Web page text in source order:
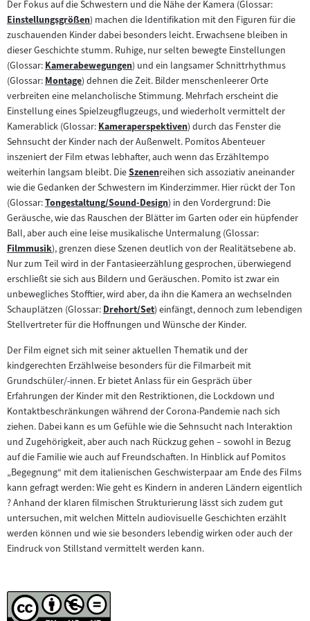
Der Fokus auf die Schwestern und die Nähe der Kamera (Glossar:
Zum
Inhalt:
Einstellungsgrößen) machen die Identifikation mit den Figuren für die
zuschauenden Kinder dabei besonders leicht. Erwachsene bleiben in
dieser Geschichte stumm. Ruhige, nur selten bewegte Einstellungen
(Glossar:Zum
Inhalt:
Kamerabewegungen) und ein langsamer Schnittrhythmus
(Glossar:Zum
Inhalt:
Montage) dehnen die Zeit. Bilder menschenleerer Orte
verbreiten eine melancholische Stimmung. Mehrfach erscheint die
Einstellung eines Spielzeugflugzeugs, und wiederholt vermittelt der
Kamerablick (Glossar:Zum
Inhalt:
Kameraperspektiven) durch das Fenster die
Sehnsucht der Kinder nach der Außenwelt. Pomitos Abenteuer
inszeniert der Film etwas lebhafter, auch wenn das Erzähltempo
weiterhin langsam bleibt. DieZum
Inhalt:
Szenenreihen sich assoziativ aneinander
wie die Gedanken der Schwestern im Kinderzimmer. Hier rückt der Ton
(Glossar:Zum
Inhalt:
Tongestaltung/Sound-Design) in den Vordergrund: Die
Geräusche, wie das Rauschen der Blätter im Garten oder ein hüpfender
Ball, aber auch eine leise musikalische Untermalung (Glossar:
Zum
Inhalt:
Filmmusik), grenzen diese Szenen deutlich von der Realitätsebene ab.
Nur zum Teil wird in der Fantasieerzählung gesprochen, überwiegend
erschließt sie sich aus Bildern und Geräuschen. Pomito ist zwar ein
unbewegliches Stofftier, wird aber, da ihn die Kamera an wechselnden
Schauplätzen (Glossar:Zum
Inhalt:
Drehort/Set) einfängt, dennoch zum lebendigen
Stellvertreter für die Hoffnungen und Wünsche der Kinder.
Der Film eignet sich mit seiner aktuellen Thematik und der
kindgerechten Erzählweise besonders für die Filmarbeit mit
Grundschüler/-innen. Er bietet Anlass für ein Gespräch über
Erfahrungen der Kinder mit den Restriktionen, die Lockdown und
Kontaktbeschränkungen während der Corona-Pandemie nach sich
ziehen. Dabei kann es um Gefühle wie die Sehnsucht nach Interaktion
und Zugehörigkeit, aber auch nach Rückzug gehen – sowohl in Bezug
auf die Familie wie auch auf Freundschaften. In Hinblick auf Pomitos
„Begegnung“ mit dem italienischen Geschwisterpaar am Ende des Films
kann gefragt werden: Wie geht es Kindern in anderen Ländern eigentlich
? Anhand der klaren filmischen Strukturierung lässt sich zudem gut
untersuchen, mit welchen Mitteln audiovisuelle Geschichten erzählt
werden können und wie sie besonders lebendig wirken oder auch der
Eindruck von Stillstand vermittelt werden kann.